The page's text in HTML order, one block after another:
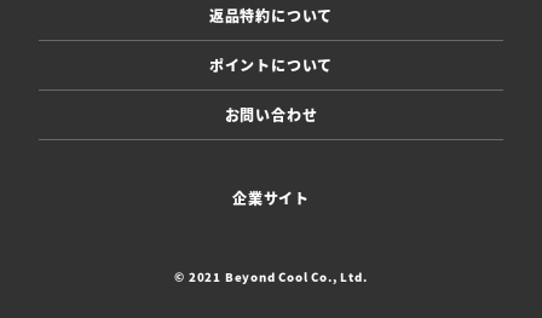
返品特約について
ポイントについて
お問い合わせ
企業サイト
© 2021 Beyond Cool Co., Ltd.